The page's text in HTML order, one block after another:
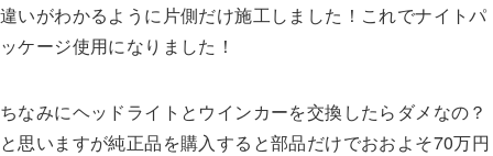
違いがわかるように片側だけ施工しました！これでナイトパ
ッケージ使用になりました！
ちなみにヘッドライトとウインカーを交換したらダメなの？
と思いますが純正品を購入すると部品だけでおおよそ70万円